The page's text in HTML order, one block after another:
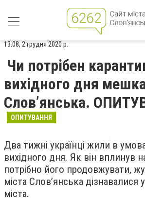
13:08, 2 грудня 2020 р.
Чи потрібен
вихідного дня
Слов’янська.
ОПИТУВАННЯ
Два тижні українці жили в
вихідного дня. Як він вплинув
потрібно його продовжувати,
міста Слов’янська дізнавалися
міста.